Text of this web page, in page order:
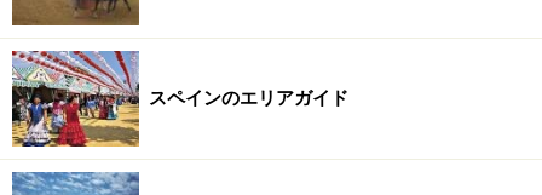
スペインのエリアガイド